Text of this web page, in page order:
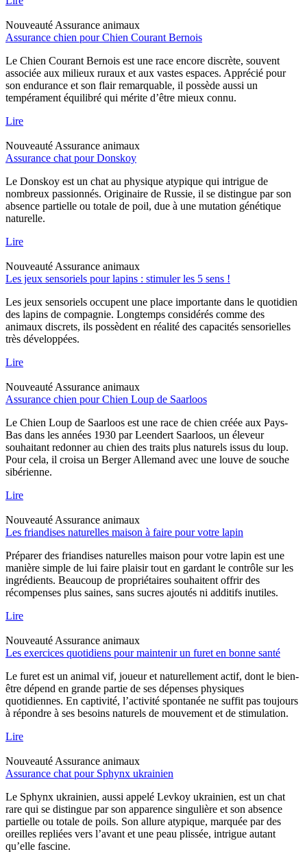
Nouveauté Assurance animaux
Assurance chien pour Chien Courant Bernois
Le Chien Courant Bernois est une race encore discrète, souvent
associée aux milieux ruraux et aux vastes espaces. Apprécié pour
son endurance et son flair remarquable, il possède aussi un
tempérament équilibré qui mérite d’être mieux connu.
Lire
Nouveauté Assurance animaux
Assurance chat pour Donskoy
Le Donskoy est un chat au physique atypique qui intrigue de
nombreux passionnés. Originaire de Russie, il se distingue par son
absence partielle ou totale de poil, due à une mutation génétique
naturelle.
Lire
Nouveauté Assurance animaux
Les jeux sensoriels pour lapins : stimuler les 5 sens !
Les jeux sensoriels occupent une place importante dans le quotidien
des lapins de compagnie. Longtemps considérés comme des
animaux discrets, ils possèdent en réalité des capacités sensorielles
très développées.
Lire
Nouveauté Assurance animaux
Assurance chien pour Chien Loup de Saarloos
Le Chien Loup de Saarloos est une race de chien créée aux Pays-
Bas dans les années 1930 par Leendert Saarloos, un éleveur
souhaitant redonner au chien des traits plus naturels issus du loup.
Pour cela, il croisa un Berger Allemand avec une louve de souche
sibérienne.
Lire
Nouveauté Assurance animaux
Les friandises naturelles maison à faire pour votre lapin
Préparer des friandises naturelles maison pour votre lapin est une
manière simple de lui faire plaisir tout en gardant le contrôle sur les
ingrédients. Beaucoup de propriétaires souhaitent offrir des
récompenses plus saines, sans sucres ajoutés ni additifs inutiles.
Lire
Nouveauté Assurance animaux
Les exercices quotidiens pour maintenir un furet en bonne santé
Le furet est un animal vif, joueur et naturellement actif, dont le bien-
être dépend en grande partie de ses dépenses physiques
quotidiennes. En captivité, l’activité spontanée ne suffit pas toujours
à répondre à ses besoins naturels de mouvement et de stimulation.
Lire
Nouveauté Assurance animaux
Assurance chat pour Sphynx ukrainien
Le Sphynx ukrainien, aussi appelé Levkoy ukrainien, est un chat
rare qui se distingue par son apparence singulière et son absence
partielle ou totale de poils. Son allure atypique, marquée par des
oreilles repliées vers l’avant et une peau plissée, intrigue autant
qu’elle fascine.